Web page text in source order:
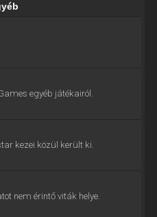
egyéb játékairól.
kezei közül került ki.
nem érintő viták helye.